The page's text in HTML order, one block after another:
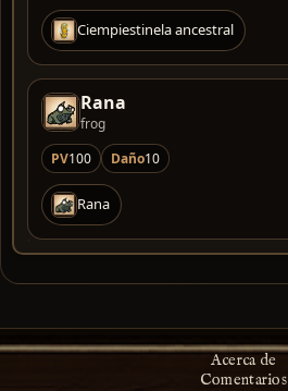
Ciempiestinela ancestral
Rana
frog
PV100 Daño10
Rana
Acerca de
Comentarios